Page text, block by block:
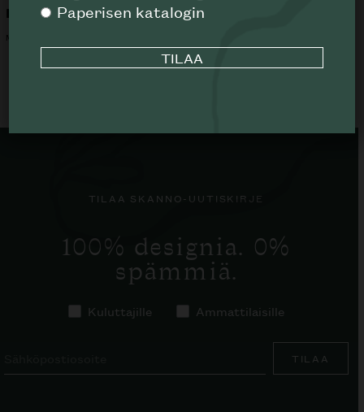
Hamilton sohva
MINOTTI
Eda-Mame divaani
ALK.6744€
TILAA SKANNO-UUTISKIRJE
100% designia. 0%
spämmiä.
Kuluttajille Ammattilaisille
TILAA
Paperisen katalogin